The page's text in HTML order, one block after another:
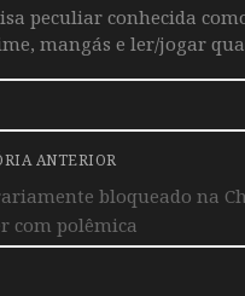
peculiar conhecida
mangás e ler/jogar
ANTERIOR
bloqueado na
com polêmica